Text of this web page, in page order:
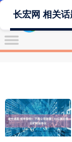
长宏网 相关